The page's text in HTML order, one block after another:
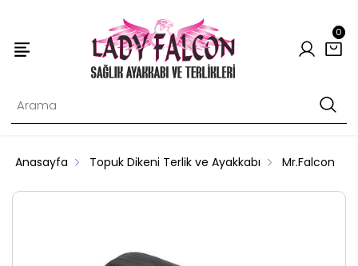
0
Anasayfa Topuk Dikeni Terlik ve Ayakkabı Mr.Falcon